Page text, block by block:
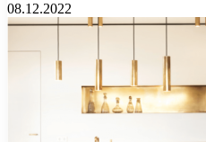
08.12.2022